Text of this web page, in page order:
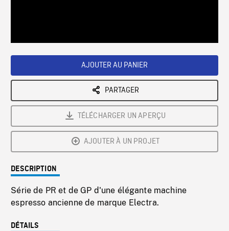
AJOUTER AU PANIER
PARTAGER
TÉLÉCHARGER UN APERÇU
AJOUTER À UN PROJET
DESCRIPTION
Série de PR et de GP d'une élégante machine
espresso ancienne de marque Electra.
DÉTAILS